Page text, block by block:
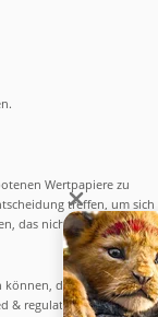
Wertpapiere zu
treffen, um sich
das nicht einfach ist und
können, das hohe Risiko
& regulated by CySEC